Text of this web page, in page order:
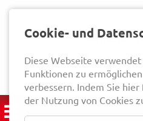
Cookie- und
Diese Webseite
Funktionen zu
verbessern. Indem Sie
der Nutzung von Cookies